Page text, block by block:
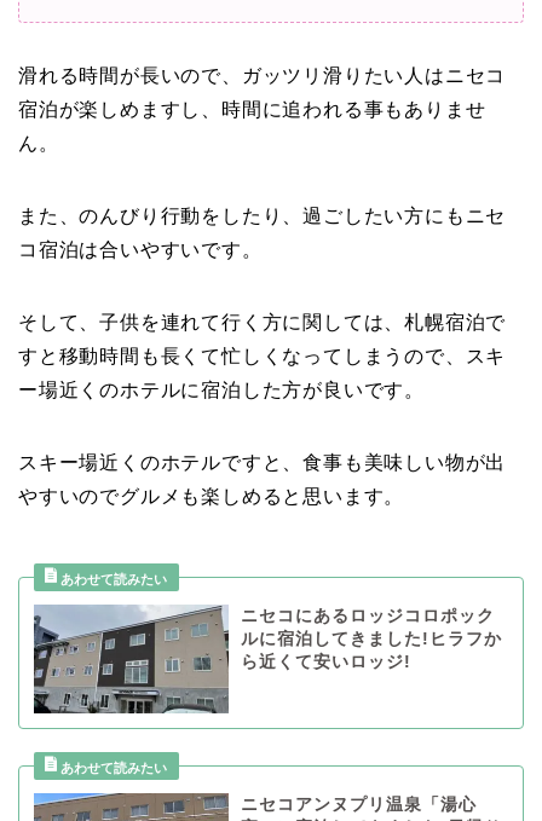
滑れる時間が長いので、ガッツリ滑りたい人はニセコ
宿泊が楽しめますし、時間に追われる事もありませ
ん。
また、のんびり行動をしたり、過ごしたい方にもニセ
コ宿泊は合いやすいです。
そして、子供を連れて行く方に関しては、札幌宿泊で
すと移動時間も長くて忙しくなってしまうので、スキ
ー場近くのホテルに宿泊した方が良いです。
スキー場近くのホテルですと、食事も美味しい物が出
やすいのでグルメも楽しめると思います。
ニセコにあるロッジコロポック
ルに宿泊してきました!ヒラフか
ら近くて安いロッジ!
ニセコアンヌプリ温泉「湯心